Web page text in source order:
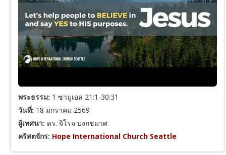
ลูกา
ยอห์น
กิจการของอัครทูต
โรม
ความเชื่อและการเชื่อฟัง
การดำเนินชีวิตคริสเตียน
พระวิญญาณบริสุทธิ์
พระมหาบัญชาและการประกาศ
พระธรรม: 1 ซามูเอล 21:1-30:31
วันที่: 18 มกราคม 2569
ผู้เทศนา: ดร. จิโรจ บงกชมาศ
คริสตจักร: Hope International Church Seattle